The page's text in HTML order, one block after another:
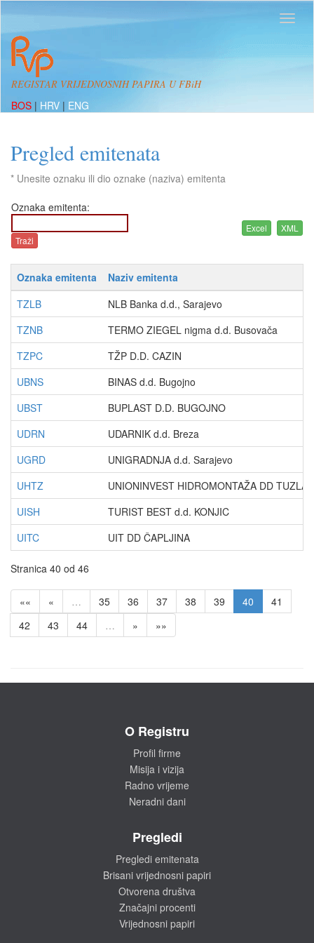
REGISTAR VRIJEDNOSNIH PAPIRA U FBiH
BOS | HRV | ENG
Pregled emitenata
* Unesite oznaku ili dio oznake (naziva) emitenta
Oznaka emitenta:
Oznaka emitenta
Naziv emitenta
TZLB
NLB Banka d.d., Sarajevo
TZNB
TERMO ZIEGEL nigma d.d. Busovača
TZPC
TŽP D.D. CAZIN
UBNS
BINAS d.d. Bugojno
UBST
BUPLAST D.D. BUGOJNO
UDRN
UDARNIK d.d. Breza
UGRD
UNIGRADNJA d.d. Sarajevo
UHTZ
UNIONINVEST HIDROMONTAŽA DD TUZLA
UISH
TURIST BEST d.d. KONJIC
UITC
UIT DD ČAPLJINA
Stranica 40 od 46
«« « … 35 36 37 38 39 40
41
42
43 44 … » »»
O Registru
Profil firme
Misija i vizija
Radno vrijeme
Neradni dani
Pregledi
Pregledi emitenata
Brisani vrijednosni papiri
Otvorena društva
Značajni procenti
Vrijednosni papiri